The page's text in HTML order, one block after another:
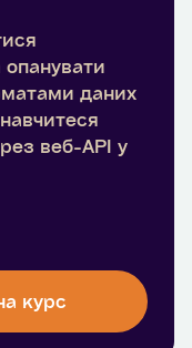
даних
веб-API у
курс